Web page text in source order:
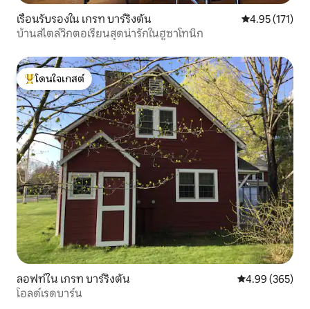
เรือนรับรองใน เกรท บาร์ริงตัน คะแนนเฉลี่ย
4.95 (171)
บ้านสไตล์วิกตอเรียนสุดน่ารักในฮูซาโทนิก
โดนใจเกสต์ที่สุด
โดนใจเกสต์
ลอฟท์ใน เกรท บาร์ริงตัน คะแนนเฉลี่ย
4.99 (365)
โอลด์เรดบาร์น